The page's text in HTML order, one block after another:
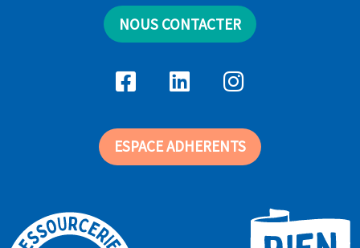
NOUS CONTACTER
ESPACE ADHERENTS